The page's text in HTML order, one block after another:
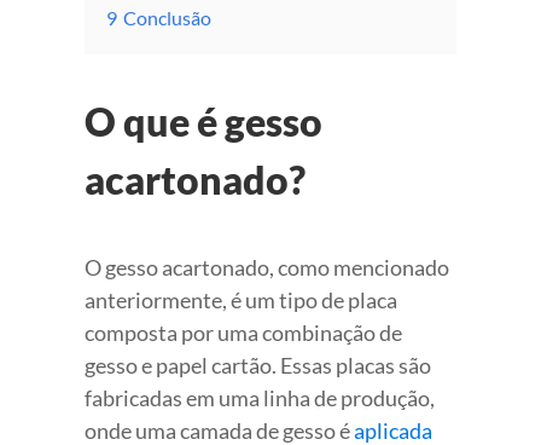
9 Conclusão
O que é gesso
acartonado?
O gesso acartonado, como mencionado
anteriormente, é um tipo de placa
composta por uma combinação de
gesso e papel cartão. Essas placas são
fabricadas em uma linha de produção,
onde uma camada de gesso éaplicada